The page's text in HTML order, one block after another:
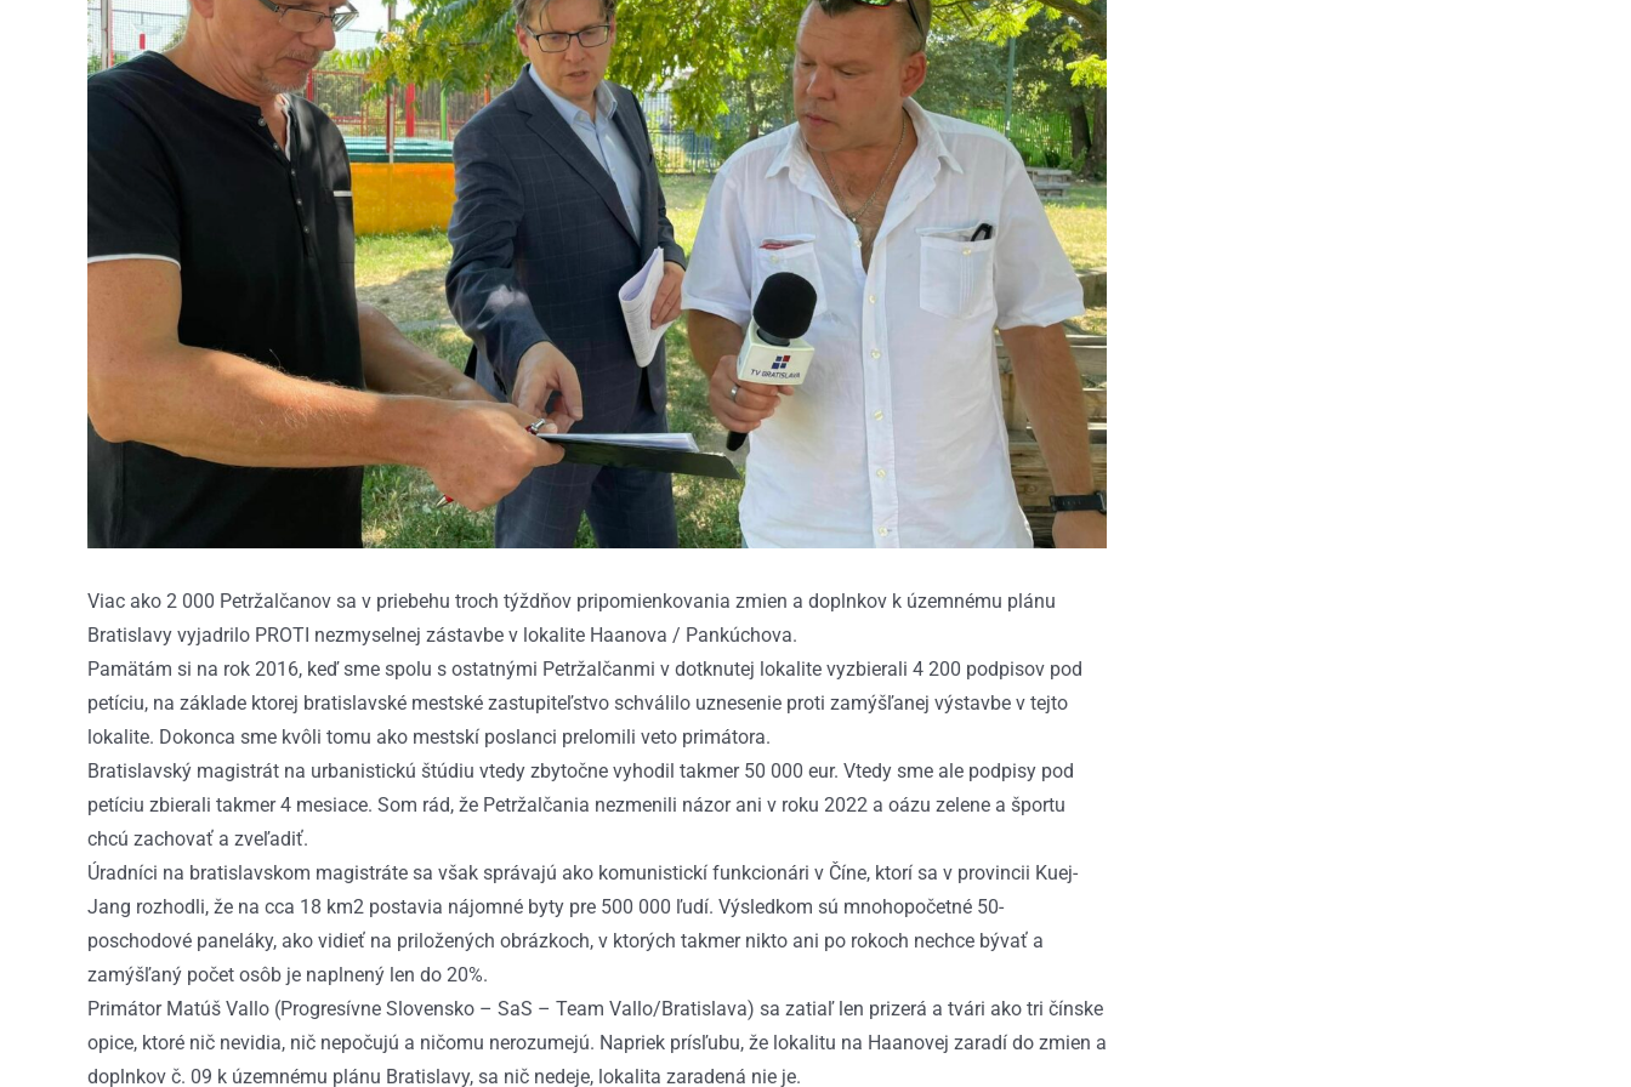
Viac ako 2 000 Petržalčanov sa v priebehu troch týždňov pripomienkovania zmien a doplnkov k územnému plánu
Bratislavy vyjadrilo PROTI nezmyselnej zástavbe v lokalite Haanova / Pankúchova.
Pamätám si na rok 2016, keď sme spolu s ostatnými Petržalčanmi v dotknutej lokalite vyzbierali 4 200 podpisov pod
petíciu, na základe ktorej bratislavské mestské zastupiteľstvo schválilo uznesenie proti zamýšľanej výstavbe v tejto
lokalite. Dokonca sme kvôli tomu ako mestskí poslanci prelomili veto primátora.
Bratislavský magistrát na urbanistickú štúdiu vtedy zbytočne vyhodil takmer 50 000 eur. Vtedy sme ale podpisy pod
petíciu zbierali takmer 4 mesiace. Som rád, že Petržalčania nezmenili názor ani v roku 2022 a oázu zelene a športu
chcú zachovať a zveľadiť.
Úradníci na bratislavskom magistráte sa však správajú ako komunistickí funkcionári v Číne, ktorí sa v provincii Kuej-
Jang rozhodli, že na cca 18 km2 postavia nájomné byty pre 500 000 ľudí. Výsledkom sú mnohopočetné 50-
poschodové paneláky, ako vidieť na priložených obrázkoch, v ktorých takmer nikto ani po rokoch nechce bývať a
zamýšľaný počet osôb je naplnený len do 20%.
Primátor Matúš Vallo (Progresívne Slovensko – SaS – Team Vallo/Bratislava) sa zatiaľ len prizerá a tvári ako tri čínske
opice, ktoré nič nevidia, nič nepočujú a ničomu nerozumejú. Napriek prísľubu, že lokalitu na Haanovej zaradí do zmien a
doplnkov č. 09 k územnému plánu Bratislavy, sa nič nedeje, lokalita zaradená nie je.